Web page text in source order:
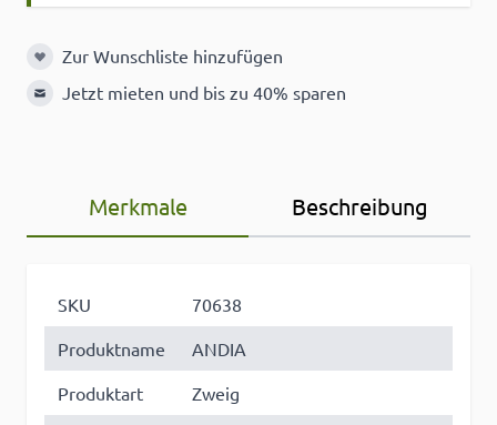
Zur Wunschliste hinzufügen
Zur Wunschliste hinzufügen
Jetzt mieten und bis zu 40% sparen
Merkmale Beschreibung
SKU
70638
Produktname
ANDIA
Produktart
Zweig